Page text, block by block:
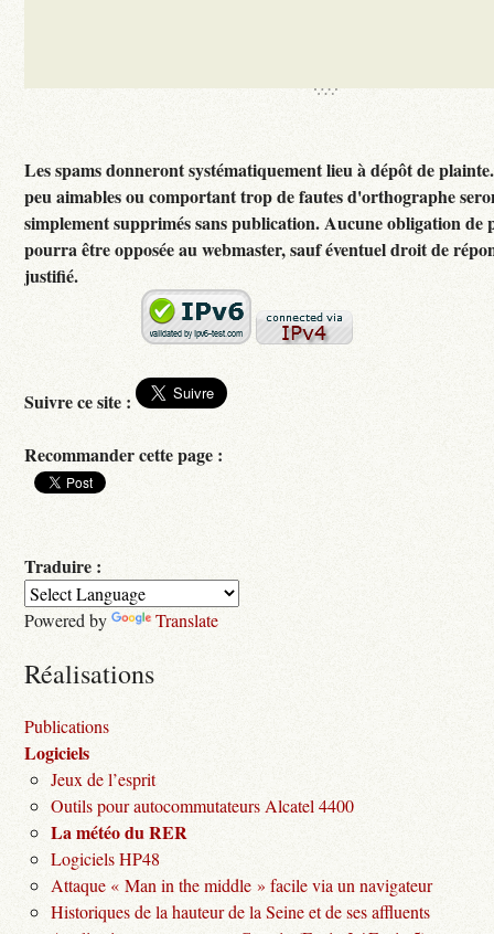
Les spams donneront systématiquement lieu à dépôt de plainte.
peu aimables ou comportant trop de fautes d'orthographe
simplement supprimés sans publication. Aucune obligation de
pourra être opposée au webmaster, sauf éventuel droit de
justifié.
Suivre ce site :
Recommander cette page :
Traduire :
Powered by Translate
Réalisations
Publications
Logiciels
Jeux de l’esprit
Outils pour autocommutateurs Alcatel 4400
La météo du RER
Logiciels HP48
Attaque « Man in the middle » facile via un navigateur
Historiques de la hauteur de la Seine et de ses affluents